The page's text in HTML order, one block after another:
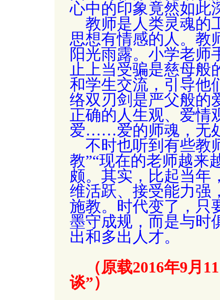
心中的印象竟然如此
教师是人类灵魂的
思想有情感的人。 教
阳光雨露。 小学老师
止上当受骗是慈母般
和学生交流，引导他
络双刃剑是严父般的
正确的人生观、爱情
爱……爱的师魂，无
不时也听到有些教
教”“现在的老师越来
颇。其实，比起当年
维活跃、接受能力强
施教。时代变了，只
墨守成规，而是与时
出和多出人才。
（原载2016年9月
谈”）